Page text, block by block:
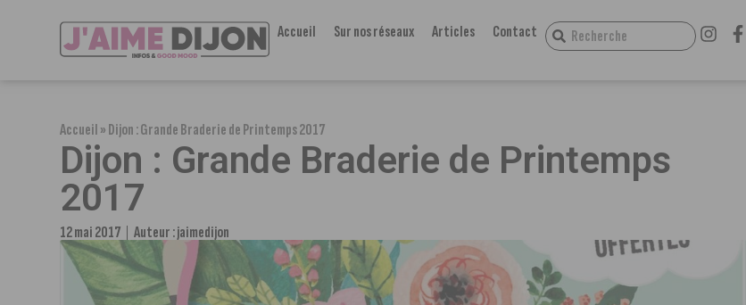
Accueil Sur nos réseaux Articles Contact
Accueil»Dijon : Grande Braderie de Printemps 2017
Dijon : Grande Braderie de Printemps
2017
12 mai 2017 Auteur :jaimedijon